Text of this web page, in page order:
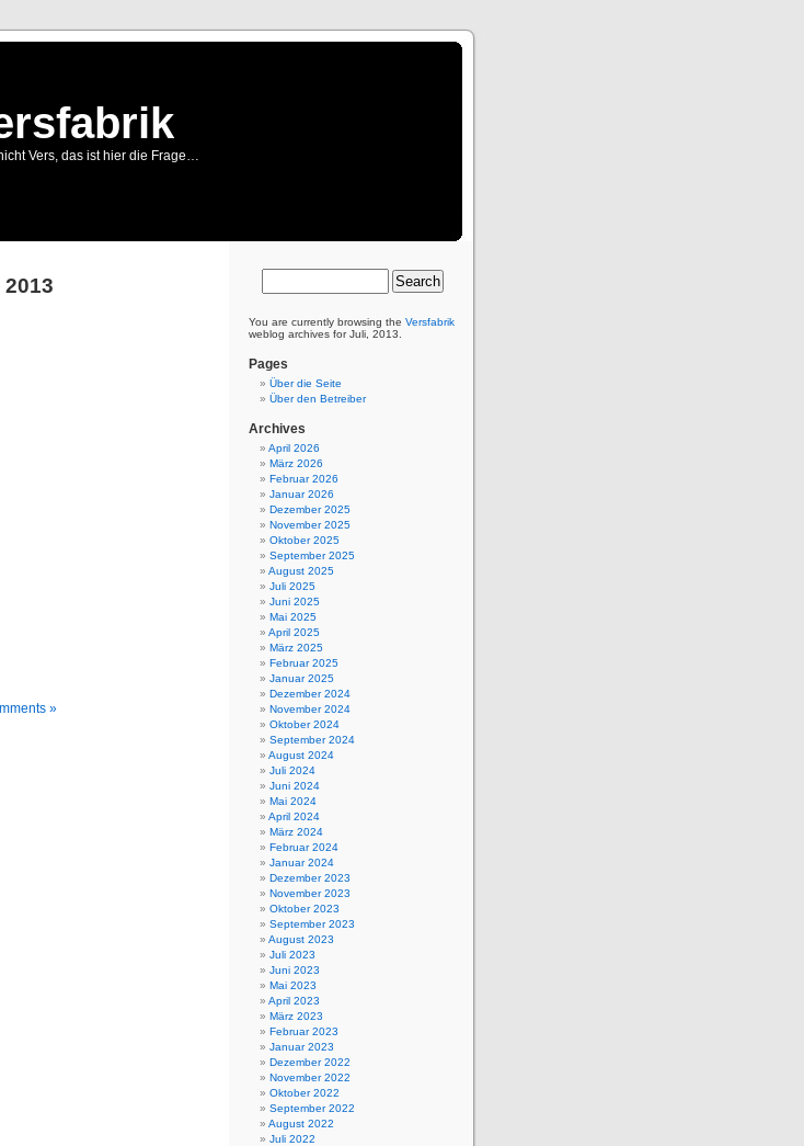
Vers, das ist hier die Frage…
»
You are currently browsing the Versfabrik
weblog archives for Juli, 2013.
Pages
Über die Seite
Über den Betreiber
Archives
April 2026
März 2026
Februar 2026
Januar 2026
Dezember 2025
November 2025
Oktober 2025
September 2025
August 2025
Juli 2025
Juni 2025
Mai 2025
April 2025
März 2025
Februar 2025
Januar 2025
Dezember 2024
November 2024
Oktober 2024
September 2024
August 2024
Juli 2024
Juni 2024
Mai 2024
April 2024
März 2024
Februar 2024
Januar 2024
Dezember 2023
November 2023
Oktober 2023
September 2023
August 2023
Juli 2023
Juni 2023
Mai 2023
April 2023
März 2023
Februar 2023
Januar 2023
Dezember 2022
November 2022
Oktober 2022
September 2022
August 2022
Juli 2022